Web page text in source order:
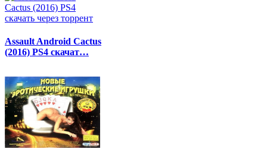
Assault Android Cactus
(2016) PS4 скачат…